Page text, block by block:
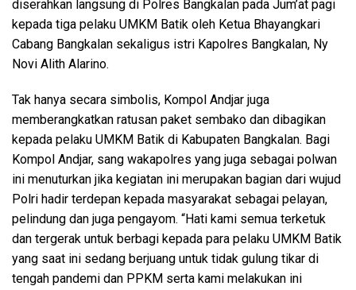
diserahkan langsung di Polres Bangkalan pada Jum’at pagi
kepada tiga pelaku UMKM Batik oleh Ketua Bhayangkari
Cabang Bangkalan sekaligus istri Kapolres Bangkalan, Ny
Novi Alith Alarino.
Tak hanya secara simbolis, Kompol Andjar juga
memberangkatkan ratusan paket sembako dan dibagikan
kepada pelaku UMKM Batik di Kabupaten Bangkalan. Bagi
Kompol Andjar, sang wakapolres yang juga sebagai polwan
ini menuturkan jika kegiatan ini merupakan bagian dari wujud
Polri hadir terdepan kepada masyarakat sebagai pelayan,
pelindung dan juga pengayom. “Hati kami semua terketuk
dan tergerak untuk berbagi kepada para pelaku UMKM Batik
yang saat ini sedang berjuang untuk tidak gulung tikar di
tengah pandemi dan PPKM serta kami melakukan ini